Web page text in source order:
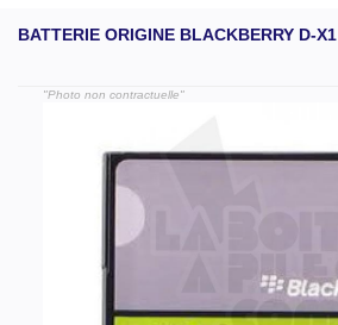
BATTERIE ORIGINE BLACKBERRY D-X1
"Photo non contractuelle"